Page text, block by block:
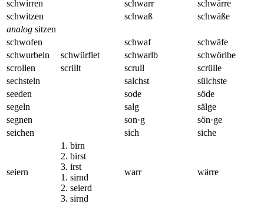
schwirren
schwarr
schwärre
schwitzen
schwaß
schwäße
analog sitzen
schwofen
schwaf
schwäfe
schwurbeln
schwürflet schwarlb
schwörlbe
scrollen
scrillt scrull
scrülle
sechsteln
salchst
sülchste
seeden
sode
söde
segeln
salg
sälge
segnen
son·g
sön·ge
seichen
sich siche
seiern
1. birn
2. birst
3. irst
1. sirnd
2. seierd
3. sirnd
warr wärre